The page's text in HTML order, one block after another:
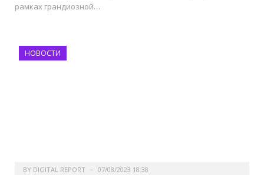
рамках грандиозной…
НОВОСТИ
BY DIGITAL REPORT 07/08/2023 18:38